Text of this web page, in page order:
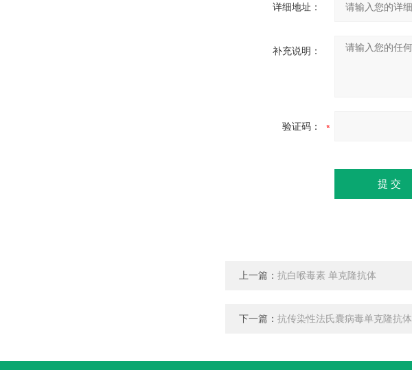
详细地址：
补充说明：
验证码：
上一篇： 抗白喉毒素 单克隆抗体
下一篇： 抗传染性法氏囊病毒单克隆抗体